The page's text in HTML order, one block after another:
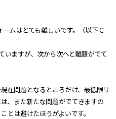
ムはとても難しいです。（以下Ｃ
いますが、次から次へと難題がでて
在問題となるところだけ、最低限リ
、また新たな問題がでてきますの
とは避けたほうがよいです。